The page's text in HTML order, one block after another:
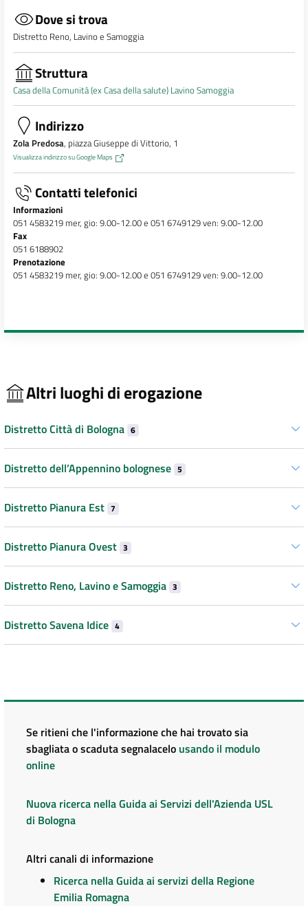
Dove si trova
Distretto Reno, Lavino e Samoggia
Struttura
Casa della Comunità (ex Casa della salute) Lavino Samoggia
Indirizzo
Zola Predosa, piazza Giuseppe di Vittorio, 1
Visualizza indirizzo su Google Maps
Contatti telefonici
Informazioni
051 4583219 mer, gio: 9.00-12.00 e 051 6749129 ven: 9.00-12.00
Fax
051 6188902
Prenotazione
051 4583219 mer, gio: 9.00-12.00 e 051 6749129 ven: 9.00-12.00
Altri luoghi di erogazione
Distretto Città di Bologna 6
Distretto dell’Appennino bolognese 5
Distretto Pianura Est 7
Distretto Pianura Ovest 3
Distretto Reno, Lavino e Samoggia 3
Distretto Savena Idice 4
Se ritieni che l'informazione che hai trovato sia
sbagliata o scaduta segnalacelo usando il modulo
online
Nuova ricerca nella Guida ai Servizi dell'Azienda USL
di Bologna
Altri canali di informazione
Ricerca nella Guida ai servizi della Regione
Emilia Romagna